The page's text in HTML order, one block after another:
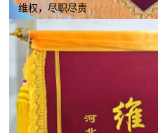
维权，尽职尽责